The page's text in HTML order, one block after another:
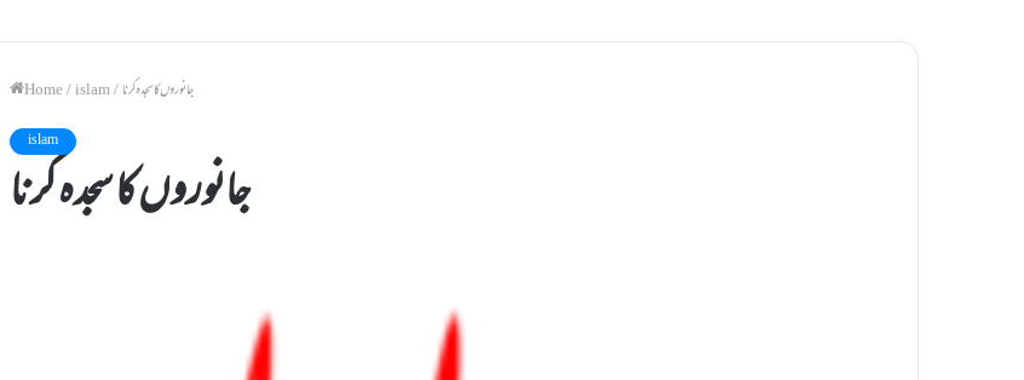
Home/islam/جانوروں کا سجدہ کرنا
islam
جانوروں کا سجدہ کرنا